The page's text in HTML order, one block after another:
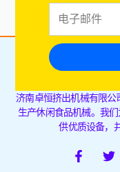
济南卓恒挤出机械有限公
生产休闲食品机械。我
供优质设备，
F
推